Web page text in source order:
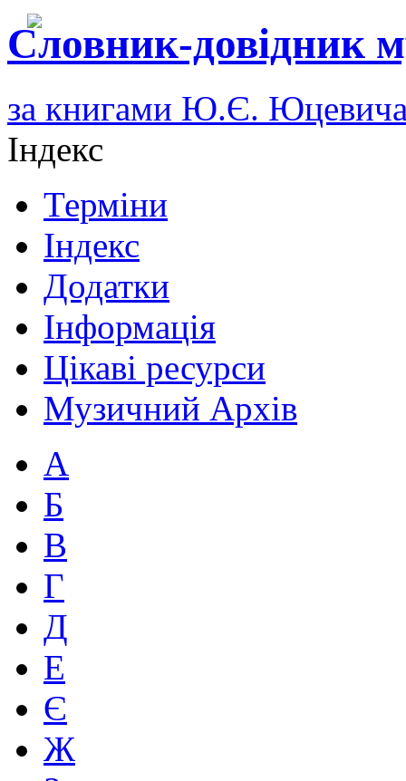
Словник-довідник
за книгами Ю.Є.
Індекс
Терміни
Індекс
Додатки
Інформація
Цікаві ресурси
Музичний Архів
А
Б
В
Г
Д
Е
Є
Ж